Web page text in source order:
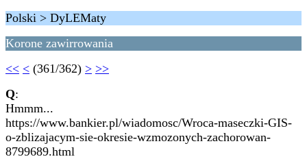
Polski > DyLEMaty
Korone zawirrowania
<< < (361/362) > >>
Q:
Hmmm...
https://www.bankier.pl/wiadomosc/Wroca-maseczki-GIS-
o-zblizajacym-sie-okresie-wzmozonych-zachorowan-
8799689.html